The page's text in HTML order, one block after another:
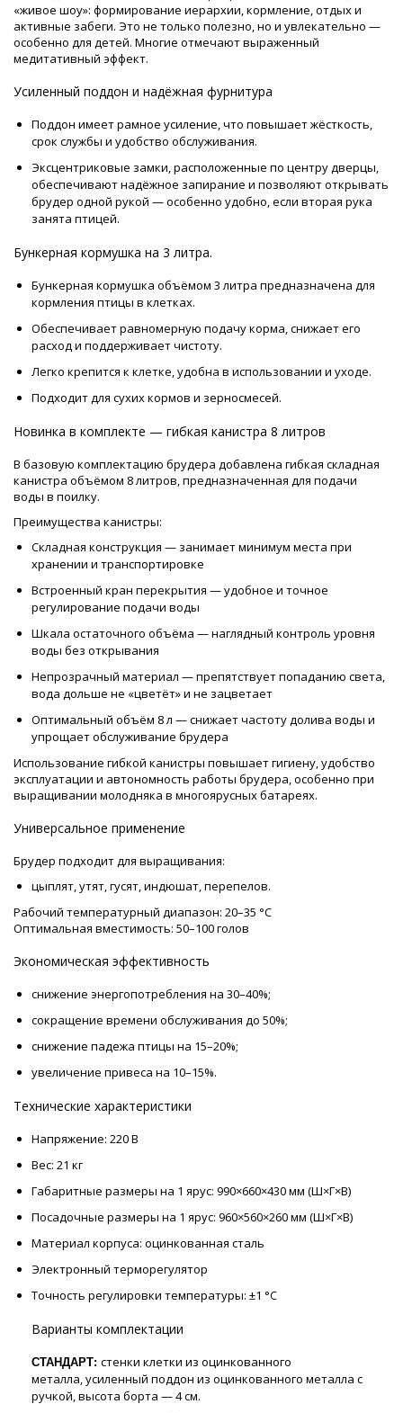
«живое шоу»: формирование иерархии, кормление, отдых и
активные забеги. Это не только полезно, но и увлекательно —
особенно для детей. Многие отмечают выраженный
медитативный эффект.
Усиленный поддон и надёжная фурнитура
Поддон имеет рамное усиление, что повышает жёсткость,
срок службы и удобство обслуживания.
Эксцентриковые замки, расположенные по центру дверцы,
обеспечивают надёжное запирание и позволяют открывать
брудер одной рукой — особенно удобно, если вторая рука
занята птицей.
Бункерная кормушка на 3 литра.
Бункерная кормушка объёмом 3 литра предназначена для
кормления птицы в клетках.
Обеспечивает равномерную подачу корма, снижает его
расход и поддерживает чистоту.
Легко крепится к клетке, удобна в использовании и уходе.
Подходит для сухих кормов и зерносмесей.
Новинка в комплекте — гибкая канистра 8 литров
В базовую комплектацию брудера добавлена гибкая складная
канистра объёмом 8 литров, предназначенная для подачи
воды в поилку.
Преимущества канистры:
Складная конструкция — занимает минимум места при
хранении и транспортировке
Встроенный кран перекрытия — удобное и точное
регулирование подачи воды
Шкала остаточного объёма — наглядный контроль уровня
воды без открывания
Непрозрачный материал — препятствует попаданию света,
вода дольше не «цветёт» и не зацветает
Оптимальный объём 8 л — снижает частоту долива воды и
упрощает обслуживание брудера
Использование гибкой канистры повышает гигиену, удобство
эксплуатации и автономность работы брудера, особенно при
выращивании молодняка в многоярусных батареях.
Универсальное применение
Брудер подходит для выращивания:
цыплят, утят, гусят, индюшат, перепелов.
Рабочий температурный диапазон: 20–35 °C
Оптимальная вместимость: 50–100 голов
Экономическая эффективность
снижение энергопотребления на 30–40%;
сокращение времени обслуживания до 50%;
снижение падежа птицы на 15–20%;
увеличение привеса на 10–15%.
Технические характеристики
Напряжение: 220 В
Вес: 21 кг
Габаритные размеры на 1 ярус: 990×660×430 мм (Ш×Г×В)
Посадочные размеры на 1 ярус: 960×560×260 мм (Ш×Г×В)
Материал корпуса: оцинкованная сталь
Электронный терморегулятор
Точность регулировки температуры: ±1 °C
Варианты комплектации
СТАНДАРТ: стенки клетки из оцинкованного
металла, усиленный поддон из оцинкованного металла с
ручкой, высота борта — 4 см.